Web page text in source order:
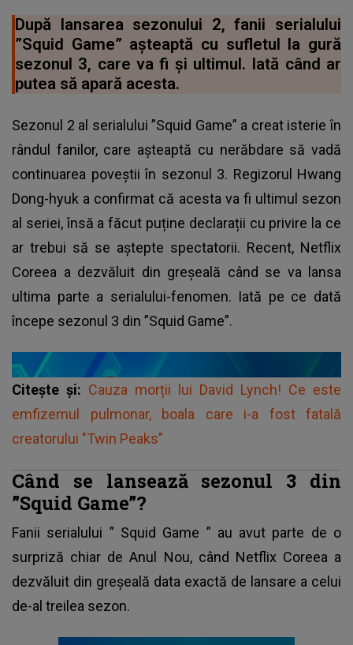
După lansarea sezonului 2, fanii serialului
”Squid Game” așteaptă cu sufletul la gură
sezonul 3, care va fi și ultimul. Iată când ar
putea să apară acesta.
Sezonul 2 al serialului ”Squid Game” a creat isterie în
rândul fanilor, care așteaptă cu nerăbdare să vadă
continuarea poveștii în sezonul 3. Regizorul Hwang
Dong-hyuk a confirmat că acesta va fi ultimul sezon
al seriei, însă a făcut puține declarații cu privire la ce
ar trebui să se aștepte spectatorii. Recent, Netflix
Coreea a dezvăluit din greșeală când se va lansa
ultima parte a serialului-fenomen. Iată pe ce dată
începe sezonul 3 din ”Squid Game”.
Citește și: Cauza morții lui David Lynch! Ce este
emfizemul pulmonar, boala care i-a fost fatală
creatorului "Twin Peaks"
Când se lansează sezonul 3 din
”Squid Game”?
Fanii serialului ” Squid Game ” au avut parte de o
surpriză chiar de Anul Nou, când Netflix Coreea a
dezvăluit din greșeală data exactă de lansare a celui
de-al treilea sezon.